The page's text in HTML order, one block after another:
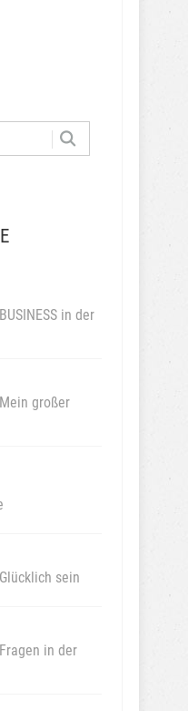
in der
großer
sein
in der